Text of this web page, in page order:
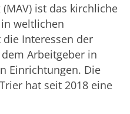
ist das kirchliche
weltlichen
Interessen der
Arbeitgeber in
Einrichtungen. Die
hat seit 2018 eine